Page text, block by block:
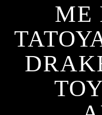
ΜΕ